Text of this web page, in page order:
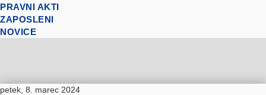
PRAVNI AKTI
ZAPOSLENI
NOVICE
petek, 8. marec 2024